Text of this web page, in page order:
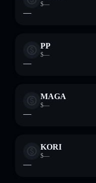
$—
—
PP
$—
—
MAGA
$—
—
KORI
$—
—